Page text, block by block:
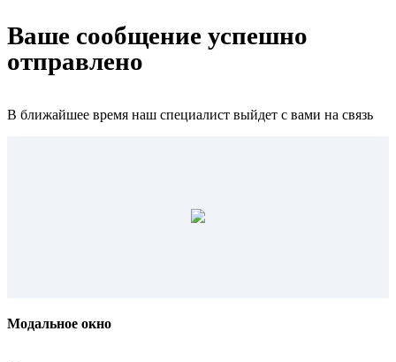
Ваше сообщение успешно
отправлено
В ближайшее время наш специалист выйдет с вами на связь
Модальное окно